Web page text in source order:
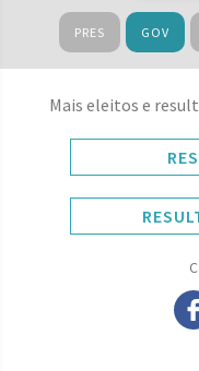
PRES GOV
Mais eleitos e